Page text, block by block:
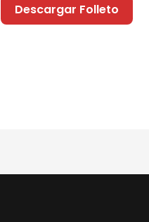
Descargar Folleto